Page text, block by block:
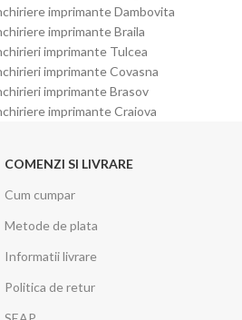
imprimante Dambovita
imprimante Braila
imprimante Tulcea
imprimante Covasna
imprimante Brasov
imprimante Craiova
COMENZI SI LIVRARE
Cum cumpar
Metode de plata
Informatii livrare
Politica de retur